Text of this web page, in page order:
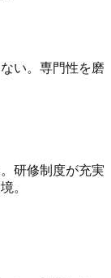
い。専門性を磨
研修制度が充実
。